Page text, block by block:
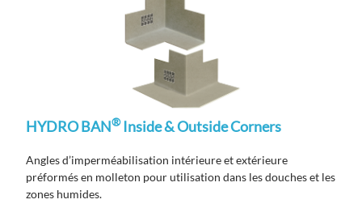
HYDRO BAN®Inside & Outside Corners
Angles d’imperméabilisation intérieure et extérieure
préformésen molleton pour utilisation dans les douches et les
zones humides.